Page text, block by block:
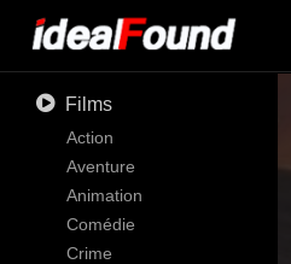
Films
Action
Aventure
Animation
Comédie
Crime